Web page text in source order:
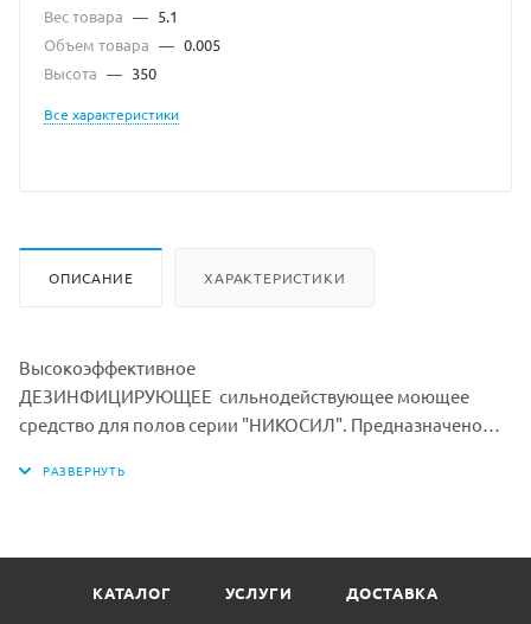
Вес товара — 5.1
Объем товара — 0.005
Высота — 350
Все характеристики
ОПИСАНИЕ ХАРАКТЕРИСТИКИ
Высокоэффективное
ДЕЗИНФИЦИРУЮЩЕЕ сильнодействующее моющее
средство для полов серии "НИКОСИЛ". Предназначено
линолеума, натурального и искусственного камня,
антибактериальными свойствами, нейтрализует не
КАТАЛОГ УСЛУГИ ДОСТАВКА